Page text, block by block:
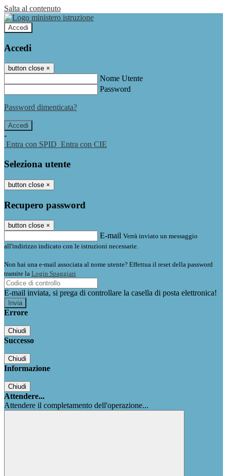
Salta al contenuto
Accedi
Accedi
button close ×
Nome Utente
Password
Password dimenticata?
-
Entra con SPID Entra con CIE
Seleziona utente
button close ×
Recupero password
button close ×
E-mail Verrà inviato un messaggio
all'indirizzo indicato con le istruzioni necessarie.
Non hai una e-mail associata al nome utente? Effettua il reset della password
tramite la Login Spaggiari
E-mail inviata, si prega di controllare la casella di posta elettronica!
Errore
Chiudi
Successo
Chiudi
Informazione
Chiudi
Attendere...
Attendere il completamento dell'operazione...